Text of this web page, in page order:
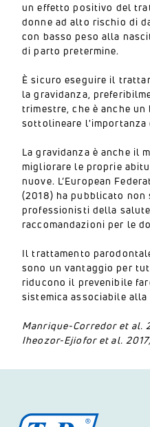
un effetto positivo del
donne ad alto rischio di
con basso peso alla
di parto pretermine.
È sicuro eseguire il
la gravidanza,
trimestre, che è anche un
sottolineare l'importanza
La gravidanza è anche il
migliorare le proprie
nuove. L’European
(2018) ha pubblicato
professionisti della
raccomandazioni per le
Il trattamento
sono un vantaggio per
riducono il prevenibile
sistemica associabile
Manrique-Corredor et al.
Iheozor-Ejiofor et al.